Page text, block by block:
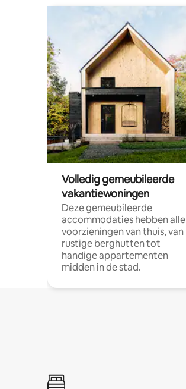
Volledig gemeubileerde
vakantiewoningen
Deze gemeubileerde
accommodaties hebben alle
voorzieningen van thuis, van
rustige berghutten tot
handige appartementen
midden in de stad.